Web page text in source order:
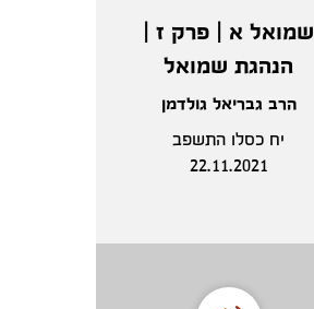
שמואל א | פרק ז |
הנהגת שמואל
הרב גבריאל גולדמן
יח כסלו התשפב
22.11.2021